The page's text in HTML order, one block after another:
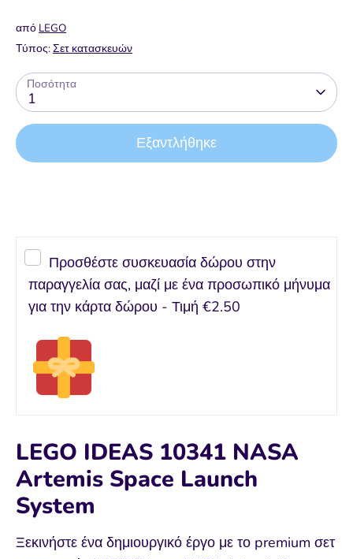
από LEGO
Τύπος:Σετ κατασκευών
Ποσότητα
1
Εξαντλήθηκε
Προσθέστε συσκευασία δώρου στην
παραγγελία σας, μαζί με ένα προσωπικό μήνυμα
για την κάρτα δώρου - Τιμή €2.50
LEGO IDEAS 10341 NASA
Artemis Space Launch
System
Ξεκινήστε ένα δημιουργικό έργο με το premium σετ